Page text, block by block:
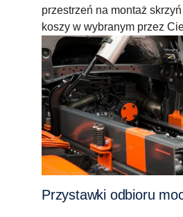
przestrzeń na montaż
koszy w wybranym przez
Przystawki odbioru